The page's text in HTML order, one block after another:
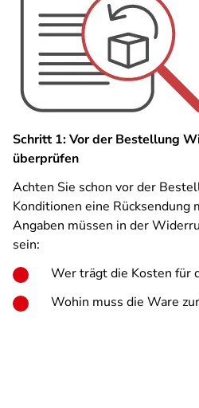
Schritt 1: Vor der Bestellung
überprüfen
Achten Sie schon vor der
Konditionen eine Rücksendung
Angaben müssen in der
sein:
Wer trägt die Kosten für
Wohin muss die Ware